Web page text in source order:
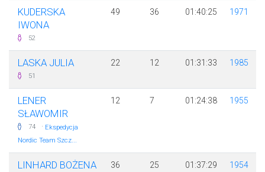
KUDERSKA
IWONA
52
49 36 01:40:25 1971
LASKA JULIA
51
22 12 01:31:33 1985
LENER
SŁAWOMIR
74 · Ekspedycja
Nordic Team Szcz...
12 7 01:24:38 1955
LINHARD BOŻENA 36 25 01:37:29 1954